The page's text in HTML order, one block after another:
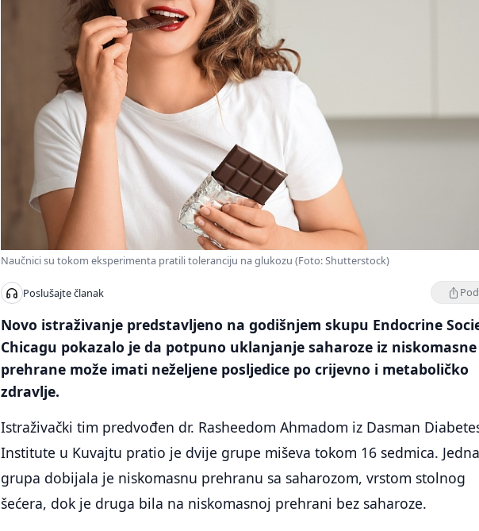
Naučnici su tokom eksperimenta pratili toleranciju na glukozu (Foto: Shutterstock)
Poslušajte članak
Novo istraživanje predstavljeno na godišnjem skupu Endocrine
Chicagu pokazalo je da potpuno uklanjanje saharoze iz niskomasne
prehrane može imati neželjene posljedice po crijevno i metaboličko
zdravlje.
Istraživački tim predvođen dr. Rasheedom Ahmadom iz Dasman
Institute u Kuvajtu pratio je dvije grupe miševa tokom 16 sedmica.
grupa dobijala je niskomasnu prehranu sa saharozom, vrstom stolnog
šećera, dok je druga bila na niskomasnoj prehrani bez saharoze.